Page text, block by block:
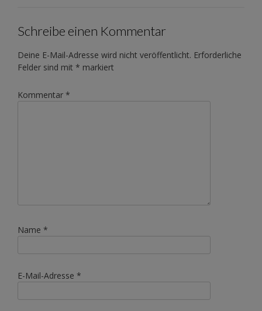
Schreibe einen Kommentar
Deine E-Mail-Adresse wird nicht veröffentlicht. Erforderliche
Felder sind mit * markiert
Kommentar *
Name *
E-Mail-Adresse *